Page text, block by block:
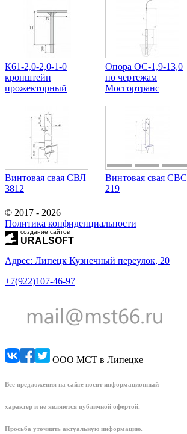
К61-2,0-2,0-1-0
кронштейн
прожекторный
Опора ОС-1,9-13,0
по чертежам
Мосгортранс
Винтовая свая СВЛ
3812
Винтовая свая СВС
219
© 2017 - 2026
Политика конфиденциальности
создание сайтов
URALSOFT
Адрес: Липецк Кузнечный переулок, 20
+7(922)107-46-97
ООО МСТ в Липецке
Все предложения на сайте носят информационный
характер и не являются публичной офертой.
Просьба уточнять актуальную информацию.